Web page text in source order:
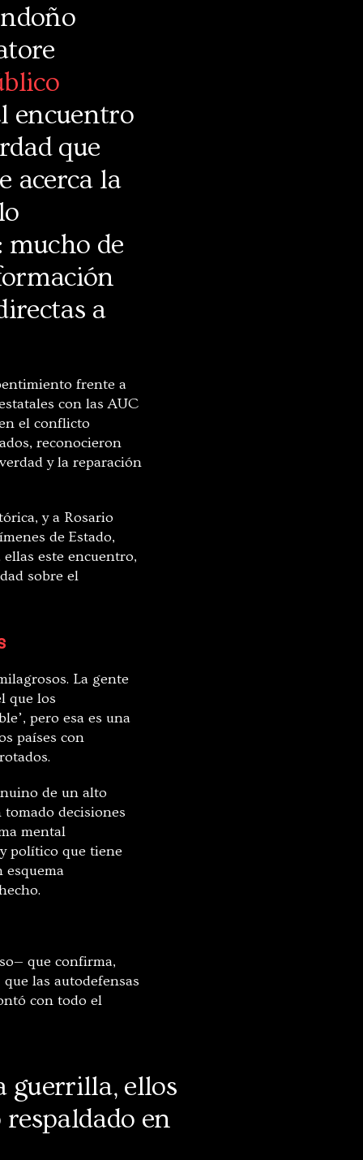
encuentro
que
acerca la
mucho de
a
frente a
con las AUC
el conflicto
reconocieron
y la reparación
y a Rosario
de Estado,
este encuentro,
sobre el
La gente
que los
pero esa es una
países con
de un alto
decisiones
mental
político que tiene
esquema
que confirma,
las autodefensas
con todo el
guerrilla, ellos
en